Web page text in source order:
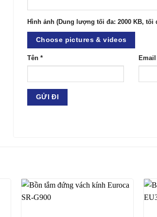
Hình ảnh (Dung lượng tối đa: 2000 KB, tối
Choose pictures & videos
Tên* Email